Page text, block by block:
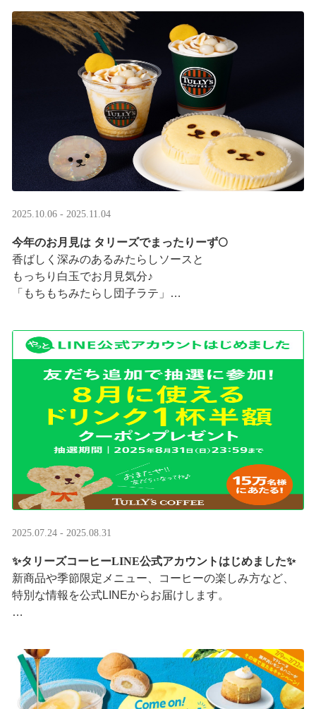
LINEギフト限定！ タリーズデジタルギフト2,000円分を
贈ると、自分も500円分のデジタルギフトがもらえるキャ
ンペーンがス ···
2025.10.06 - 2025.11.04
今年のお月見は タリーズでまったりーず🌕
香ばしく深みのあるみたらしソースと
もっちり白玉でお月見気分♪
「もちもちみたらし団子ラテ」
お月様をモチーフにした
まんまるベアフルも皆様のご来店をお待ちしていま ···
2025.07.24 - 2025.08.31
✨タリーズコーヒーLINE公式アカウントはじめました✨
新商品や季節限定メニュー、コーヒーの楽しみ方など、
特別な情報を公式LINEからお届けします。
···